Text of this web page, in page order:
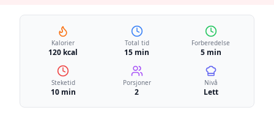
Kalorier
120 kcal
Total tid
15 min
Forberedelse
5 min
Steketid
10 min
Porsjoner
2
Nivå
Lett